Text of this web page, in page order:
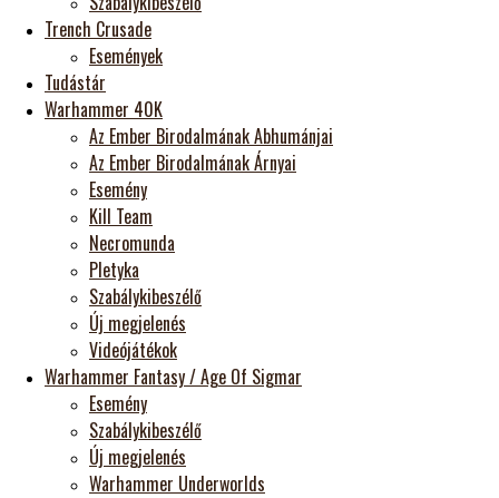
Trench Crusade
Események
Tudástár
Warhammer 40K
Az Ember Birodalmának Abhumánjai
Az Ember Birodalmának Árnyai
Esemény
Kill Team
Necromunda
Pletyka
Szabálykibeszélő
Új megjelenés
Videójátékok
Warhammer Fantasy / Age Of Sigmar
Esemény
Szabálykibeszélő
Új megjelenés
Warhammer Underworlds